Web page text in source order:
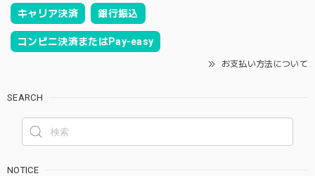
キャリア決済 銀行振込
コンビニ決済またはPay-easy
お支払い方法について
SEARCH
NOTICE